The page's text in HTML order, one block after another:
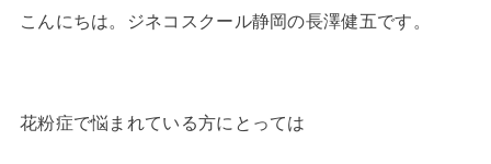
こんにちは。ジネコスクール静岡の長澤健五です。
花粉症で悩まれている方にとっては